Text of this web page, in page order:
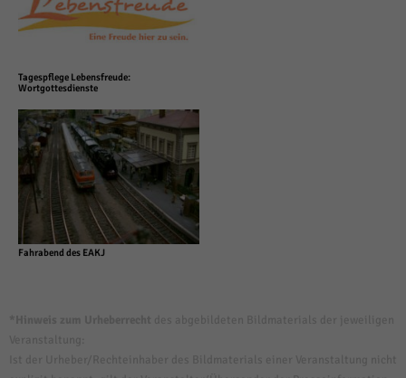
Tagespflege Lebensfreude:
Wortgottesdienste
Fahrabend des EAKJ